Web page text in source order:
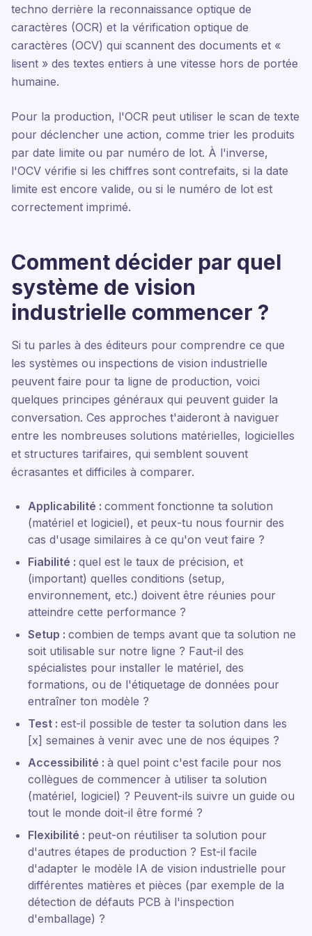
techno derrière la reconnaissance optique de
caractères (OCR) et la vérification optique de
caractères (OCV) qui scannent des documents et «
lisent » des textes entiers à une vitesse hors de portée
humaine.
Pour la production, l'OCR peut utiliser le scan de texte
pour déclencher une action, comme trier les produits
par date limite ou par numéro de lot. À l'inverse,
l'OCV vérifie si les chiffres sont contrefaits, si la date
limite est encore valide, ou si le numéro de lot est
correctement imprimé.
Comment décider par quel
système de vision
industrielle commencer ?
Si tu parles à des éditeurs pour comprendre ce que
les systèmes ou inspections de vision industrielle
peuvent faire pour ta ligne de production, voici
quelques principes généraux qui peuvent guider la
conversation. Ces approches t'aideront à naviguer
entre les nombreuses solutions matérielles, logicielles
et structures tarifaires, qui semblent souvent
écrasantes et difficiles à comparer.
Applicabilité : comment fonctionne ta solution
(matériel et logiciel), et peux-tu nous fournir des
cas d'usage similaires à ce qu'on veut faire ?
Fiabilité : quel est le taux de précision, et
(important) quelles conditions (setup,
environnement, etc.) doivent être réunies pour
atteindre cette performance ?
Setup : combien de temps avant que ta solution ne
soit utilisable sur notre ligne ? Faut-il des
spécialistes pour installer le matériel, des
formations, ou de l'étiquetage de données pour
entraîner ton modèle ?
Test : est-il possible de tester ta solution dans les
[x] semaines à venir avec une de nos équipes ?
Accessibilité : à quel point c'est facile pour nos
collègues de commencer à utiliser ta solution
(matériel, logiciel) ? Peuvent-ils suivre un guide ou
tout le monde doit-il être formé ?
Flexibilité : peut-on réutiliser ta solution pour
d'autres étapes de production ? Est-il facile
d'adapter le modèle IA de vision industrielle pour
différentes matières et pièces (par exemple de la
détection de défauts PCB à l'inspection
d'emballage) ?